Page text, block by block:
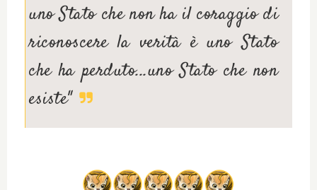
uno Stato che non ha il coraggio di
riconoscere la verità è uno Stato
che ha perduto...uno Stato che non
esiste"